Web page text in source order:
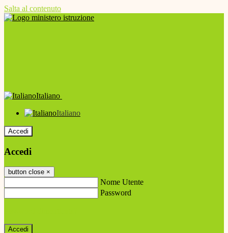
Salta al contenuto
Italiano
Italiano
Accedi
Accedi
button close ×
Nome Utente
Password